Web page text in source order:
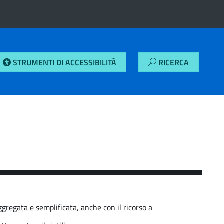
STRUMENTI DI ACCESSIBILITÀ RICERCA
e semplificata, anche con il ricorso a